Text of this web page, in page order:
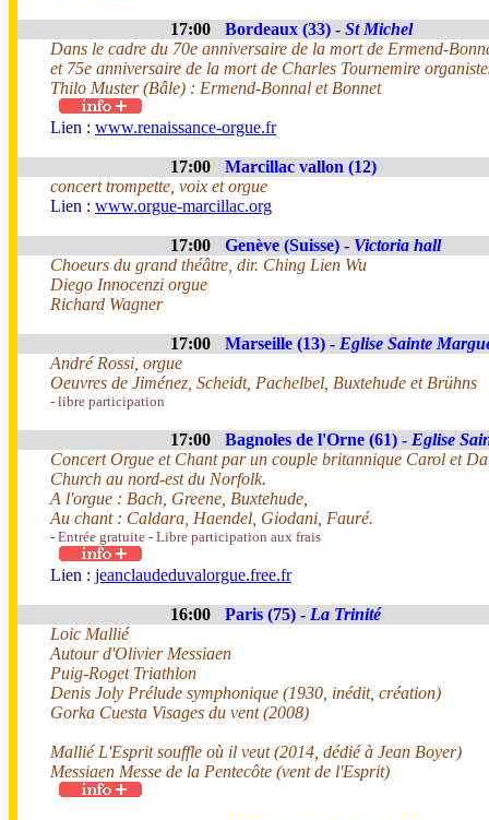
17:00 Bordeaux (33) - St Michel
Dans le cadre du 70e anniversaire de la mort de Ermend-
et 75e anniversaire de la mort de Charles Tournemire
Thilo Muster (Bâle) : Ermend-Bonnal et Bonnet
Lien : www.renaissance-orgue.fr
17:00
Marcillac vallon (12)
concert trompette, voix et orgue
Lien : www.orgue-marcillac.org
17:00 Genève (Suisse) - Victoria hall
Choeurs du grand théâtre, dir. Ching Lien Wu
Diego Innocenzi orgue
Richard Wagner
17:00 Marseille (13) - Eglise Sainte
André Rossi, orgue
Oeuvres de Jiménez, Scheidt, Pachelbel, Buxtehude et Brühns
- libre participation
17:00 Bagnoles de l'Orne (61) - Eglise
Concert Orgue et Chant par un couple britannique Carol et
Church au nord-est du Norfolk.
A l'orgue : Bach, Greene, Buxtehude,
Au chant : Caldara, Haendel, Giodani, Fauré.
- Entrée gratuite - Libre participation aux frais
Lien : jeanclaudeduvalorgue.free.fr
16:00 Paris (75) - La Trinité
Loic Mallié
Autour d'Olivier Messiaen
Puig-Roget Triathlon
Denis Joly Prélude symphonique (1930, inédit, création)
Gorka Cuesta Visages du vent (2008)
Mallié L'Esprit souffle où il veut (2014, dédié à Jean Boyer)
Messiaen Messe de la Pentecôte (vent de l'Esprit)